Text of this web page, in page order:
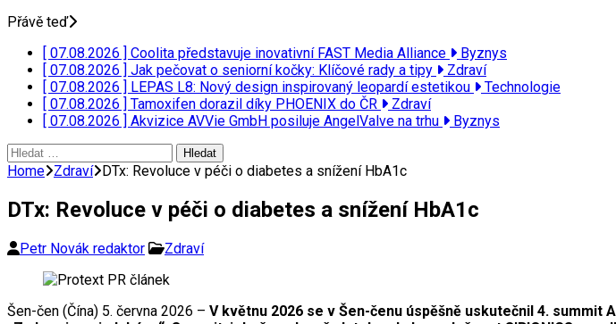
Přávě teď
[ 07.08.2026 ] Coolita představuje inovativní FAST Media Alliance
Byznys
[ 07.08.2026 ] Jak pečovat o seniorní kočky: Klíčové rady a tipy
Zdraví
[ 07.08.2026 ] LEPAS L8: Nový design inspirovaný leopardí estetikou
Technologie
[ 07.08.2026 ] Tamoxifen dorazil díky PHOENIX do ČR
Zdraví
[ 07.08.2026 ] Akvizice AVVie GmbH posiluje AngelValve na trhu
Byznys
Vyhledávání
Home Zdraví DTx: Revoluce v péči o diabetes a snížení HbA1c
DTx: Revoluce v péči o diabetes a snížení HbA1c
Petr Novák redaktor Zdraví
Šen-čen (Čína) 5. června 2026 – V květnu 2026 se v Šen-čenu úspěšně uskutečnil 4.